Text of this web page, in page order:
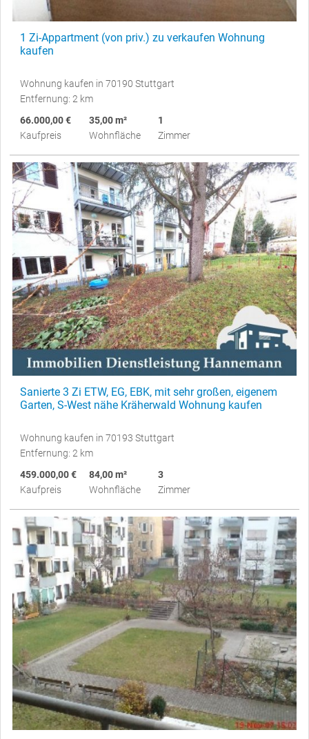
1 Zi-Appartment (von priv.) zu verkaufen Wohnung
kaufen
Wohnung kaufen in 70190 Stuttgart
Entfernung: 2 km
66.000,00 €
Kaufpreis
35,00 m²
Wohnfläche
1
Zimmer
Sanierte 3 Zi ETW, EG, EBK, mit sehr großen, eigenem
Garten, S-West nähe Kräherwald Wohnung kaufen
Wohnung kaufen in 70193 Stuttgart
Entfernung: 2 km
459.000,00 €
Kaufpreis
84,00 m²
Wohnfläche
3
Zimmer